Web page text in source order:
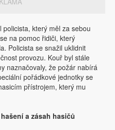
který měl za sebou
na pomoc řidiči, který
Policista se snažil uklidnit
provozu. Kouř byl stále
naznačovaly, že požár nabírá
pořádkové jednotky se
přístrojem, který mu
a zásah hasičů